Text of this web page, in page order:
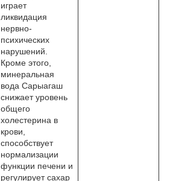
играет
ликвидация
нервно-
психических
нарушений.
Кроме этого,
минеральная
вода Сарыагаш
снижает уровень
общего
холестерина в
крови,
способствует
нормализации
функции печени и
регулирует сахар